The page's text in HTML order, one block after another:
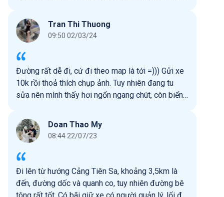
là điểm độc đáo, tạo nên không gian kỳ bí và
huyền bí. Sóng biển nhẹ nhàng ôm lấy bờ đá, tạo
nên âm nhạc êm dịu. Bãi Đá Đen không chỉ là một
điểm du lịch độc đáo mà còn là nguồn cảm hứng
cho những người yêu thiên nhiên muốn khám phá
vẻ đẹp đặc biệt của bờ biển.
Tran Thi Thuong
09:50 02/03/24
Đường rất dễ đi, cứ đi theo map là tới =))) Gửi xe
10k rồi thoả thích chụp ảnh. Tuy nhiên đang tu
sửa nên mình thấy hơi ngổn ngang chút, còn biển
Doan Thao My
08:44 22/07/23
Đi lên từ hướng Cảng Tiên Sa, khoảng 3,5km là
đến, đường dốc và quanh co, tuy nhiên đường bê